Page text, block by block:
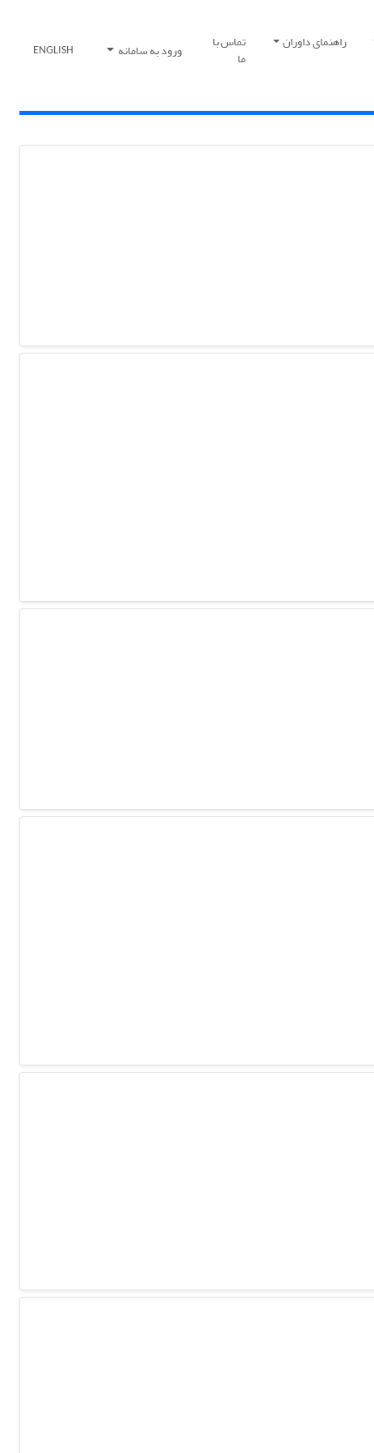
راهنمای داوران تماس با
ما ورود به سامانه ENGLISH